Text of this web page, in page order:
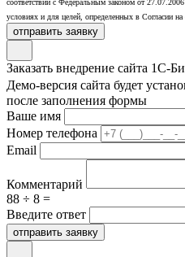
условиях и для целей, определенных в Согласии
отправить заявку
Заказать внедрение сайта 1С-
Демо-версия сайта будет
после заполнения формы
Ваше имя
Номер телефона
Email
Комментарий
88 ÷ 8 =
Введите ответ
отправить заявку